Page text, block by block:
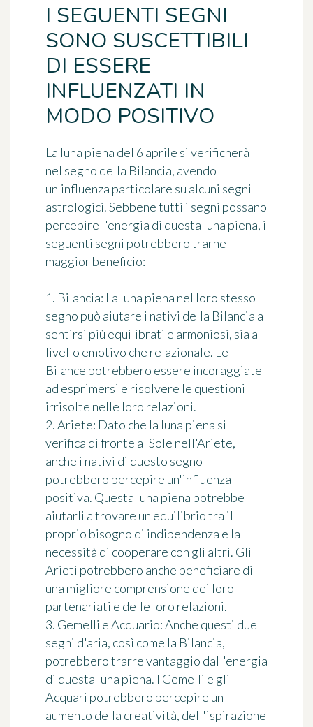
I SEGUENTI SEGNI
SONO SUSCETTIBILI
DI ESSERE
INFLUENZATI IN
MODO POSITIVO
La luna piena del 6 aprile si verificherà
nel segno della Bilancia, avendo
un'influenza particolare su alcuni segni
astrologici. Sebbene tutti i segni possano
percepire l'energia di questa luna piena, i
seguenti segni potrebbero trarne
maggior beneficio:
1. Bilancia: La luna piena nel loro stesso
segno può aiutare i nativi della Bilancia a
sentirsi più equilibrati e armoniosi, sia a
livello emotivo che relazionale. Le
Bilance potrebbero essere incoraggiate
ad esprimersi e risolvere le questioni
irrisolte nelle loro relazioni.
2. Ariete: Dato che la luna piena si
verifica di fronte al Sole nell'Ariete,
anche i nativi di questo segno
potrebbero percepire un'influenza
positiva. Questa luna piena potrebbe
aiutarli a trovare un equilibrio tra il
proprio bisogno di indipendenza e la
necessità di cooperare con gli altri. Gli
Arieti potrebbero anche beneficiare di
una migliore comprensione dei loro
partenariati e delle loro relazioni.
3. Gemelli e Acquario: Anche questi due
segni d'aria, così come la Bilancia,
potrebbero trarre vantaggio dall'energia
di questa luna piena. I Gemelli e gli
Acquari potrebbero percepire un
aumento della creatività, dell'ispirazione